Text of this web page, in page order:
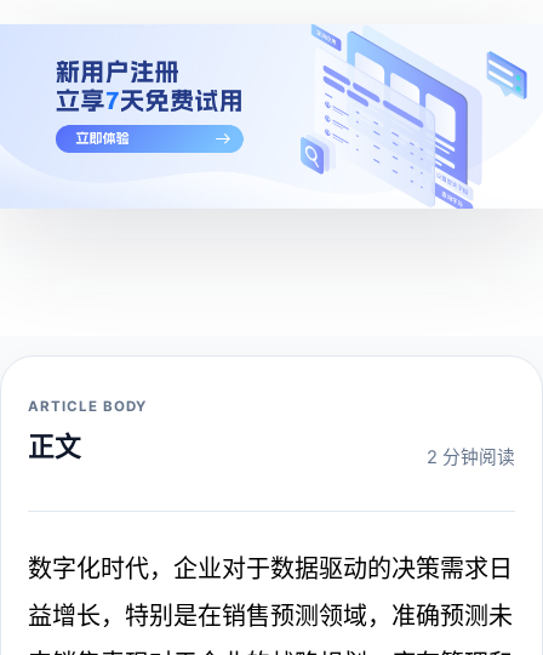
ARTICLE BODY
正文 2 分钟阅读
数字化时代，企业对于数据驱动的决策需求日
益增长，特别是在销售预测领域，准确预测未